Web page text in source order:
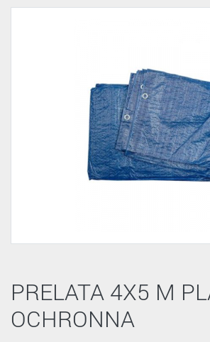
PRELATA 4X5 M
OCHRONNA